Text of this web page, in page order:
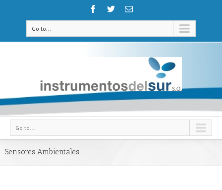
Go to...
Go to...
Sensores Ambientales